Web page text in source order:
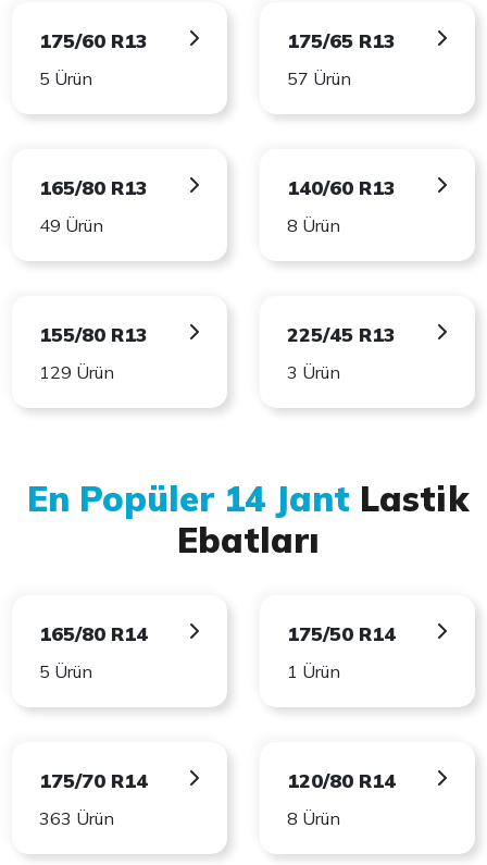
175/60 R13
5 Ürün
175/65 R13
57 Ürün
165/80 R13
49 Ürün
140/60 R13
8 Ürün
155/80 R13
129 Ürün
225/45 R13
3 Ürün
En Popüler 14 Jant Lastik
Ebatları
165/80 R14
5 Ürün
175/50 R14
1 Ürün
175/70 R14
363 Ürün
120/80 R14
8 Ürün